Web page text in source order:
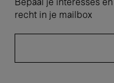
Bepaal je interesses
recht in je mailbox